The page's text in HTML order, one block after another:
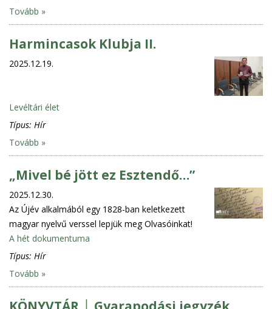
Tovább »
Harmincasok Klubja II.
2025.12.19.
Levéltári élet
Típus: Hír
Tovább »
„Mivel bé jött ez Esztendő…”
2025.12.30.
Az Újév alkalmából egy 1828-ban keletkezett
magyar nyelvű verssel lepjük meg Olvasóinkat!
A hét dokumentuma
Típus: Hír
Tovább »